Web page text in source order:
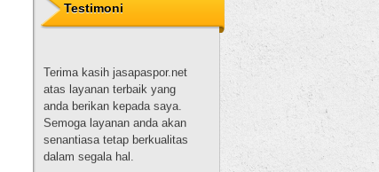
Testimoni
anda berikan kepada saya.
Semoga layanan anda akan
senantiasa tetap berkualitas
dalam segala hal.
Dewi Sulistyowati, S.H.